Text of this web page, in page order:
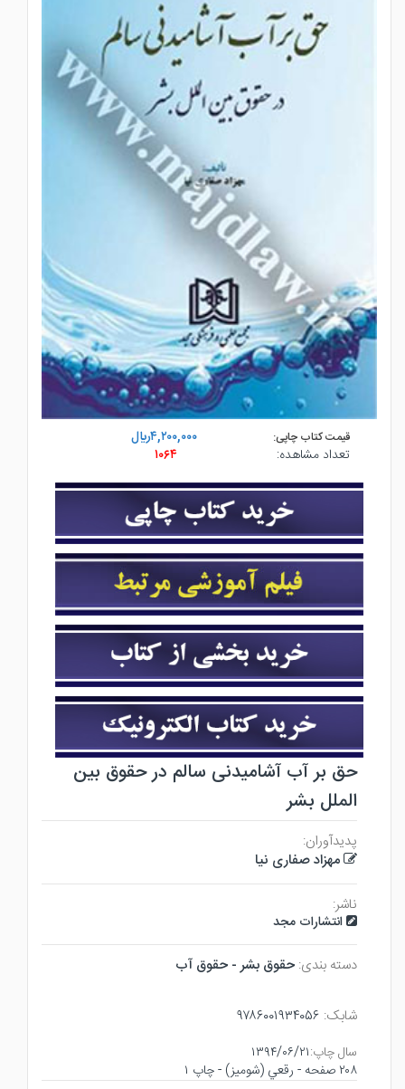
قیمت کتاب چاپی:
۴,۲۰۰,۰۰۰ريال
تعداد مشاهده:
۱۰۶۴
حق بر آب آشامیدنی سالم در حقوق بین
الملل بشر
پدیدآوران:
مهزاد صفاری نیا
ناشر:
انتشارات مجد
دسته بندی: حقوق بشر - حقوق آب
شابک: ۹۷۸۶۰۰۱۹۳۴۰۵۶
سال چاپ:۱۳۹۴/۰۶/۲۱
۲۰۸ صفحه - رقعي (شوميز) - چاپ ۱